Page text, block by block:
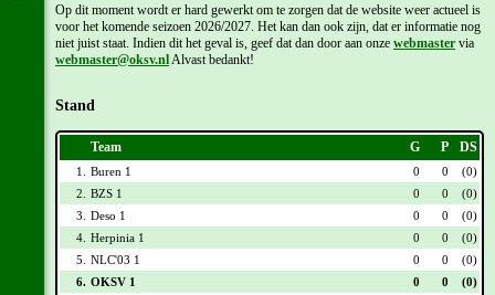
Op dit moment wordt er hard gewerkt om te zorgen dat de website weer actueel is
voor het komende seizoen 2026/2027. Het kan dan ook zijn, dat er informatie nog
niet juist staat. Indien dit het geval is, geef dat dan door aan onze webmaster via
webmaster@oksv.nl Alvast bedankt!
Stand
Team G P DS
1. Buren 1 0 0
(0)
2.
BZS 1 0 0
(0)
3.
Deso 1 0 0
(0)
4. Herpinia 1 0 0
(0)
5.
NLC'03 1 0 0
(0)
6. OKSV 1 0 0
(0)